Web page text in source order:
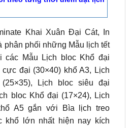
Khai Xuân Đại Cát, In
phân phối những Mẫu lịch tết
các Mẫu Lịch bloc Khổ đại
đại (30×40) khổ A3, Lịch
Lịch bloc siêu đại
bloc Khổ đại (17×24), Lịch
A5 gắn với Bìa lịch treo
khổ lớn nhất hiện nay kích